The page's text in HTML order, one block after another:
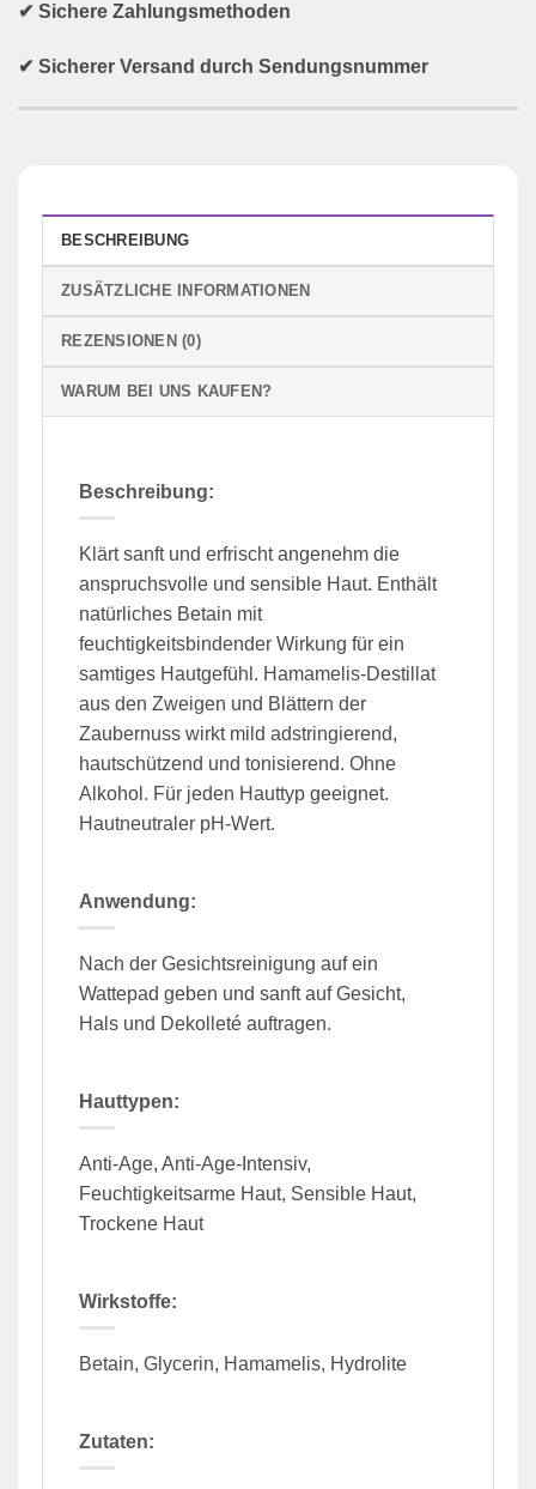
✔ Sichere Zahlungsmethoden
✔ Sicherer Versand durch Sendungsnummer
BESCHREIBUNG
ZUSÄTZLICHE INFORMATIONEN
REZENSIONEN (0)
WARUM BEI UNS KAUFEN?
Beschreibung:
Klärt sanft und erfrischt angenehm die
anspruchsvolle und sensible Haut. Enthält
natürliches Betain mit
feuchtigkeitsbindender Wirkung für ein
samtiges Hautgefühl. Hamamelis-Destillat
aus den Zweigen und Blättern der
Zaubernuss wirkt mild adstringierend,
hautschützend und tonisierend. Ohne
Alkohol. Für jeden Hauttyp geeignet.
Hautneutraler pH-Wert.
Anwendung:
Nach der Gesichtsreinigung auf ein
Wattepad geben und sanft auf Gesicht,
Hals und Dekolleté auftragen.
Hauttypen:
Anti-Age, Anti-Age-Intensiv,
Feuchtigkeitsarme Haut, Sensible Haut,
Trockene Haut
Wirkstoffe:
Betain, Glycerin, Hamamelis, Hydrolite
Zutaten: